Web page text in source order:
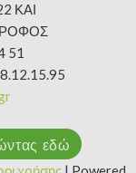
ΚΑΙ
51
εδώ